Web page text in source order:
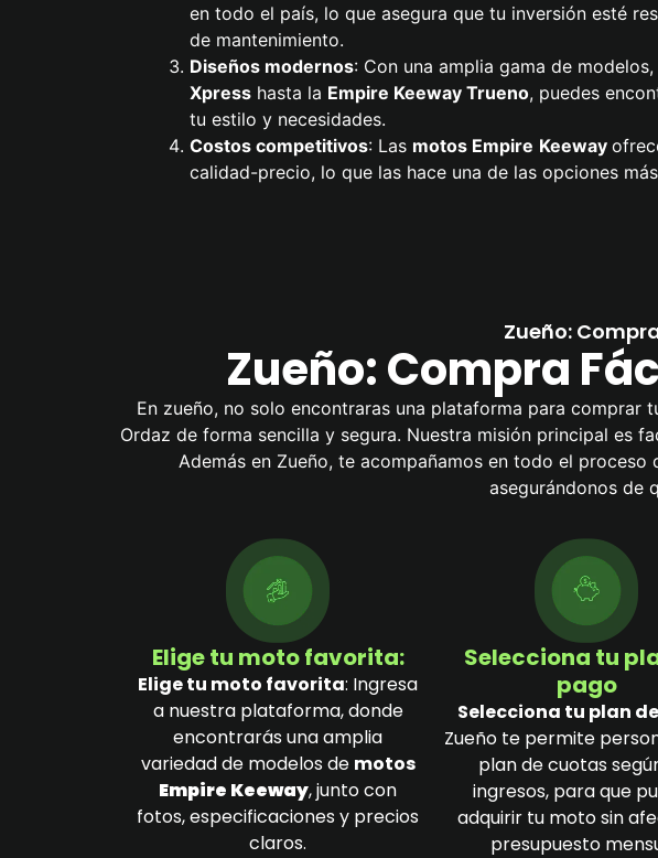
en todo el país, lo que asegura que tu inversión esté
de mantenimiento.
Diseños modernos: Con una amplia gama de
Xpress hasta la Empire Keeway Trueno, puedes
tu estilo y necesidades.
Costos competitivos: Las motos Empire Keeway
calidad-precio, lo que las hace una de las opciones
Zueño:
Zueño: Compra
En zueño, no solo encontraras una plataforma para comprar
Ordaz de forma sencilla y segura. Nuestra misión principal es
Además en Zueño, te acompañamos en todo el
asegurándonos de
Elige tu moto favorita:
Elige tu moto favorita: Ingresa
a nuestra plataforma, donde
encontrarás una amplia
variedad de modelos de motos
Empire Keeway, junto con
fotos, especificaciones y precios
claros.
Selecciona tu
pago
Selecciona tu plan
Zueño te permite
plan de cuotas
ingresos, para que
adquirir tu moto sin
presupuesto